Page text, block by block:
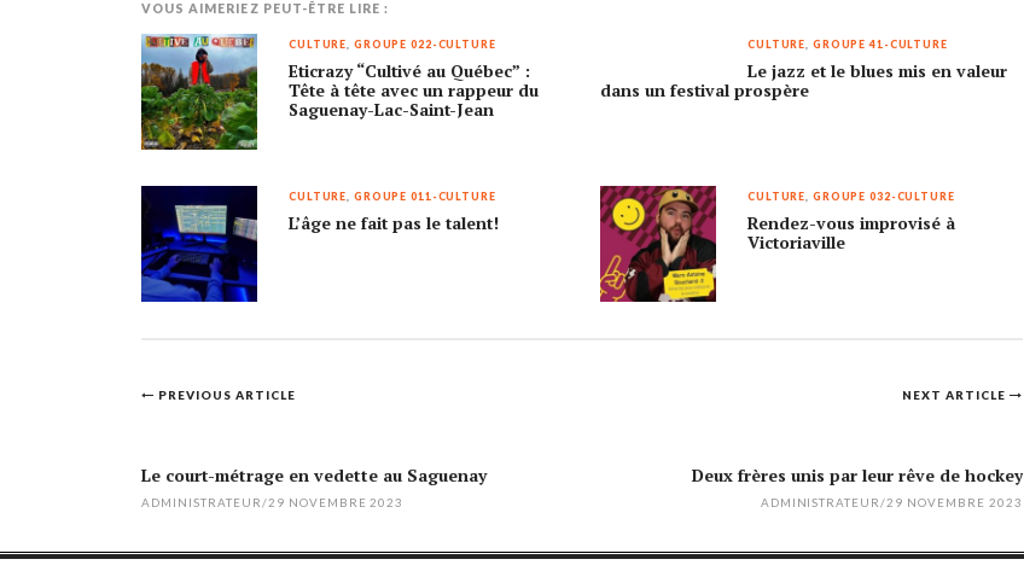
VOUS AIMERIEZ PEUT-ÊTRE LIRE :
CULTURE GROUPE 022-CULTURE
Eticrazy “Cultivé au Québec” :
Tête à tête avec un rappeur du
Saguenay-Lac-Saint-Jean
CULTURE GROUPE 41-CULTURE
Le jazz et le blues mis en valeur
dans un festival prospère
CULTURE GROUPE 011-CULTURE
L’âge ne fait pas le talent!
CULTURE GROUPE 032-CULTURE
Rendez-vous improvisé à
Victoriaville
Post
NEXT ARTICLE
Deux frères unis par leur rêve de hockey
ADMINISTRATEUR/29 NOVEMBRE 2023
PREVIOUS ARTICLE
Le court-métrage en vedette au Saguenay
ADMINISTRATEUR/29 NOVEMBRE 2023